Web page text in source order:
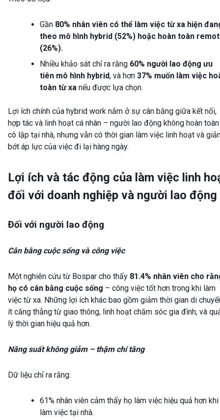
Gần 80% nhân viên có thể làm việc từ xa hiện
theo mô hình hybrid (52%) hoặc hoàn toàn
(26%).
Nhiều khảo sát chỉ ra rằng 60% người lao động ưu
tiên mô hình hybrid, và hơn 37% muốn làm việc
toàn từ xa nếu được lựa chọn.
Lợi ích chính của hybrid work nằm ở sự cân bằng giữa kết nối,
hợp tác và linh hoạt cá nhân – người lao động không hoàn toàn
cô lập tại nhà, nhưng vẫn có thời gian làm việc linh hoạt và
bớt áp lực của việc đi lại hàng ngày.
Lợi ích và tác động của làm việc linh
đối với doanh nghiệp và người lao động
Đối với người lao động
Cân bằng cuộc sống và công việc
Một nghiên cứu từ Bospar cho thấy 81.4% nhân viên cho
họ có cân bằng cuộc sống – công việc tốt hơn trong khi làm
việc từ xa. Những lợi ích khác bao gồm giảm thời gian di
ít căng thẳng từ giao thông, linh hoạt chăm sóc gia đình, và
lý thời gian hiệu quả hơn.
Năng suất không giảm – thậm chí tăng
Dữ liệu chỉ ra rằng:
61% nhân viên cảm thấy họ làm việc hiệu quả hơn khi
làm việc tại nhà.